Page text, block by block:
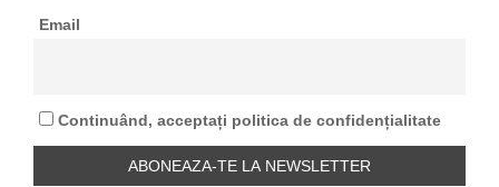
H
Email
Continuând, acceptați politica de confidențialitate